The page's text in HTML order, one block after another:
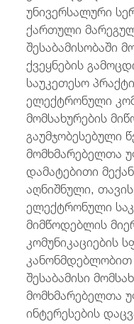
უნივერსალური
ქართული
შესაბამისობაში
ქვეყნების
საუკეთესო
ელექტრონული
მომსახურების
გაუმჯობესებული
მომხმარებელთა
დამატებითი
აღნიშნული,
ელექტრონული
მიმწოდებლის
კომუნიკაციების
შესაბამისი
მომხმარებელთა
ინტერესების